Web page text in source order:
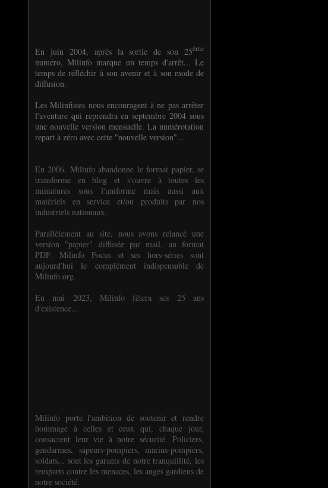
En juin 2004, après la sortie de son 25ème
numéro, Milinfo marque un temps d'arrêt... Le
temps de réfléchir à son avenir et à son mode de
diffusion.
Les Milinfistes nous encouragent à ne pas arrêter
l'aventure qui reprendra en septembre 2004 sous
une nouvelle version mensuelle. La numérotation
repart à zéro avec cette "nouvelle version"...
En 2006, Milinfo abandonne le format papier, se
transforme en blog et s'ouvre à toutes les
miniatures sous l'uniforme mais aussi aux
matériels en service et/ou produits par nos
industriels nationaux.
Parallèlement au site, nous avons relancé une
version "papier" diffusée par mail, au format
PDF. Milinfo Focus et ses hors-séries sont
aujourd'hui le complément indispensable de
Milinfo.org.
En mai 2023, Milinfo fêtera ses 25 ans
d'existence...
Milinfo porte l'ambition de soutenir et rendre
hommage à celles et ceux qui, chaque jour,
consacrent leur vie à notre sécurité. Policiers,
gendarmes, sapeurs-pompiers, marins-pompiers,
soldats... sont les garants de notre tranquillité, les
remparts contre les menaces, les anges gardiens de
notre société.